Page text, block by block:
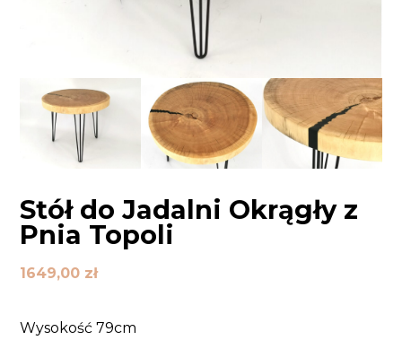
Stół do Jadalni Okrągły z
Pnia Topoli
1649,00 zł
Wysokość 79cm